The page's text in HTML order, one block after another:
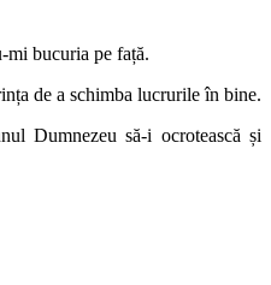
mi bucuria pe față.
de a schimba lucrurile în bine.
Dumnezeu să-i ocrotească și